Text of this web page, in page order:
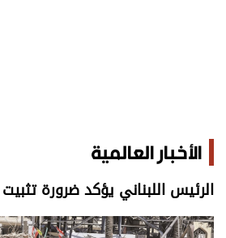
الأخبار العالمية
الرئيس اللبناني يؤكد ضرورة